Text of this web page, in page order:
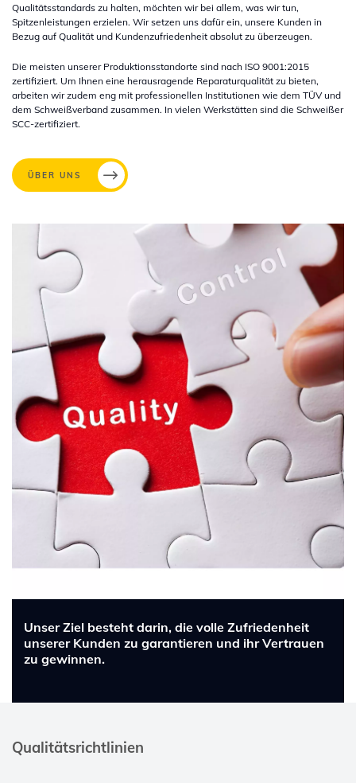
Qualitätsstandards zu halten, möchten wir bei allem, was wir tun,
Spitzenleistungen erzielen. Wir setzen uns dafür ein, unsere Kunden in
Bezug auf Qualität und Kundenzufriedenheit absolut zu überzeugen.
Die meisten unserer Produktionsstandorte sind nach ISO 9001:2015
zertifiziert. Um Ihnen eine herausragende Reparaturqualität zu bieten,
arbeiten wir zudem eng mit professionellen Institutionen wie dem TÜV und
dem Schweißverband zusammen. In vielen Werkstätten sind die Schweißer
SCC-zertifiziert.
ÜBER UNS
Image
Unser Ziel besteht darin, die volle Zufriedenheit
unserer Kunden zu garantieren und ihr Vertrauen
zu gewinnen.
Qualitätsrichtlinien